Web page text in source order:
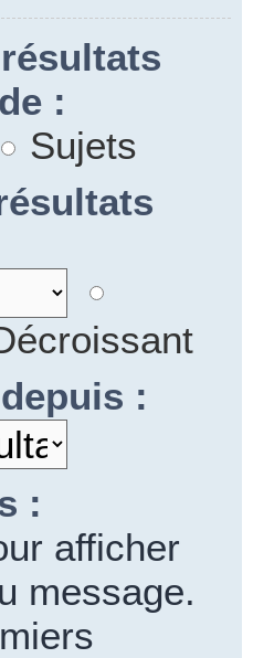
:
Sujets
:
:
afficher
message.